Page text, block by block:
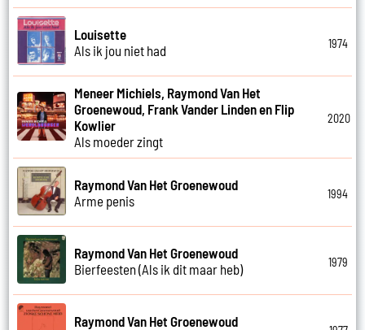
Louisette
Als ik jou niet had
1974
Meneer Michiels, Raymond Van Het
Groenewoud, Frank Vander Linden en Flip
Kowlier
Als moeder zingt
2020
Raymond Van Het Groenewoud
Arme penis
1994
Raymond Van Het Groenewoud
Bierfeesten (Als ik dit maar heb)
1979
Raymond Van Het Groenewoud